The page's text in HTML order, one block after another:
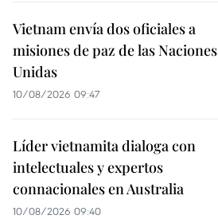
Vietnam envía dos oficiales a
misiones de paz de las Naciones
Unidas
10/08/2026 09:47
Líder vietnamita dialoga con
intelectuales y expertos
connacionales en Australia
10/08/2026 09:40